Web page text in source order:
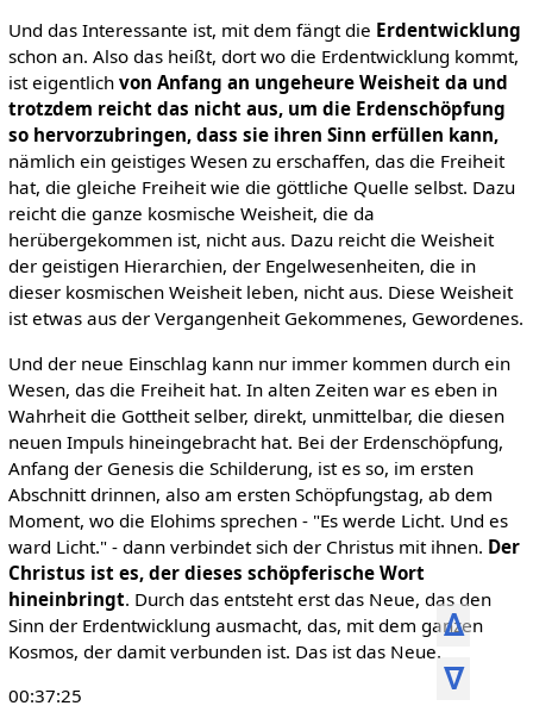
ᐃ
ᐁ
Und das Interessante ist, mit dem fängt die Erdentwicklung
schon an. Also das heißt, dort wo die Erdentwicklung kommt,
ist eigentlich von Anfang an ungeheure Weisheit da und
trotzdem reicht das nicht aus, um die Erdenschöpfung
so hervorzubringen, dass sie ihren Sinn erfüllen kann,
nämlich ein geistiges Wesen zu erschaffen, das die Freiheit
hat, die gleiche Freiheit wie die göttliche Quelle selbst. Dazu
reicht die ganze kosmische Weisheit, die da
herübergekommen ist, nicht aus. Dazu reicht die Weisheit
der geistigen Hierarchien, der Engelwesenheiten, die in
dieser kosmischen Weisheit leben, nicht aus. Diese Weisheit
ist etwas aus der Vergangenheit Gekommenes, Gewordenes.
Und der neue Einschlag kann nur immer kommen durch ein
Wesen, das die Freiheit hat. In alten Zeiten war es eben in
Wahrheit die Gottheit selber, direkt, unmittelbar, die diesen
neuen Impuls hineingebracht hat. Bei der Erdenschöpfung,
Anfang der Genesis die Schilderung, ist es so, im ersten
Abschnitt drinnen, also am ersten Schöpfungstag, ab dem
Moment, wo die Elohims sprechen - "Es werde Licht. Und es
ward Licht." - dann verbindet sich der Christus mit ihnen. Der
Christus ist es, der dieses schöpferische Wort
hineinbringt. Durch das entsteht erst das Neue, das den
Sinn der Erdentwicklung ausmacht, das, mit dem ganzen
Kosmos, der damit verbunden ist. Das ist das Neue.
00:37:25